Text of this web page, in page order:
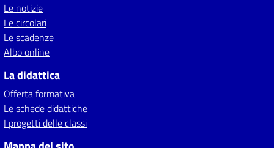
Le notizie
Le circolari
Le scadenze
Albo online
La didattica
Offerta formativa
Le schede didattiche
I progetti delle classi